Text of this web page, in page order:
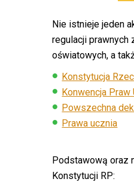
Nie istnieje jeden
regulacji prawnych
oświatowych, a
Konstytucja
Konwencja Praw
Powszechna
Prawa ucznia
Podstawową oraz
Konstytucji RP: